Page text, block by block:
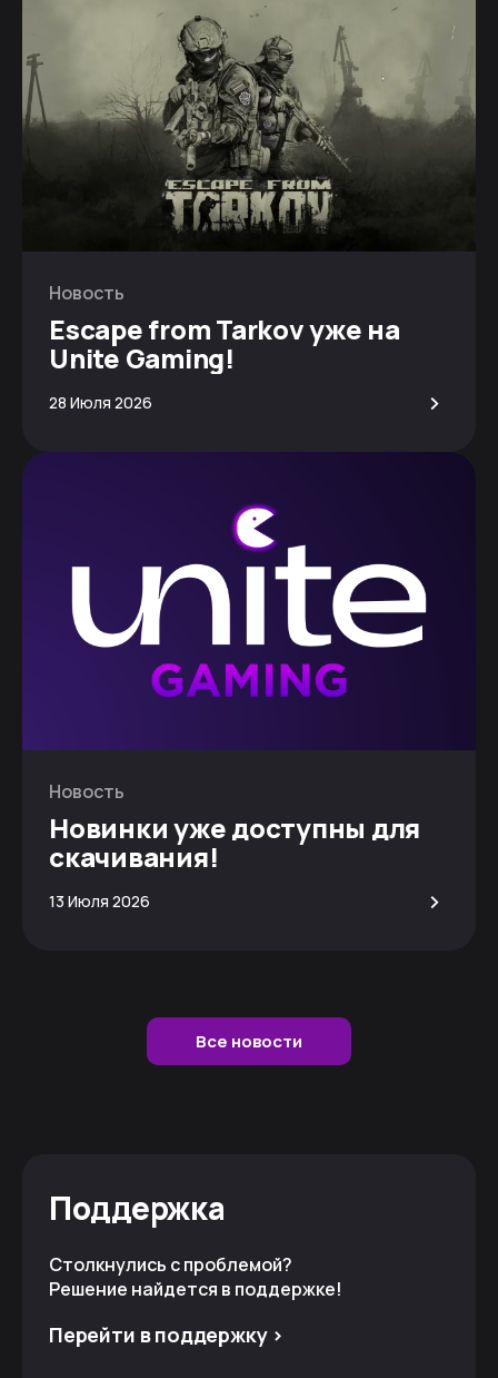
Новость
Escape from Tarkov уже на
Unite Gaming!
28 Июля 2026 >
Новость
Новинки уже доступны для
скачивания!
13 Июля 2026 >
Все новости
Поддержка
Столкнулись с проблемой?
Решение найдется в поддержке!
Перейти в поддержку >